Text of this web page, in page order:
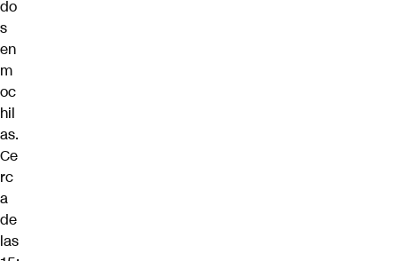
do
s
en
m
oc
hil
as.
Ce
rc
a
de
las